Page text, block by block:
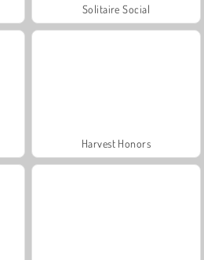
Solitaire Social
Harvest Honors